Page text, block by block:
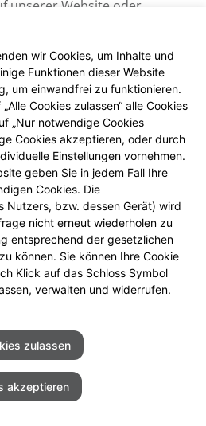
unserer Website oder
vor Ort. Wir freuen uns auf
Kontakt
Impressum
Gotthard-Apotheke
wir Cookies, um Inhalte und
Funktionen dieser Website
um einwandfrei zu funktionieren.
Cookies zulassen“ alle Cookies
„Nur notwendige Cookies
Cookies akzeptieren, oder durch
Einstellungen vornehmen.
geben Sie in jedem Fall Ihre
Cookies. Die
Nutzers, bzw. dessen Gerät) wird
nicht erneut wiederholen zu
entsprechend der gesetzlichen
können. Sie können Ihre Cookie
Klick auf das Schloss Symbol
verwalten und widerrufen.
zulassen
akzeptieren